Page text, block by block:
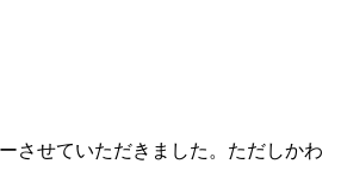
させていただきました。ただしかわ